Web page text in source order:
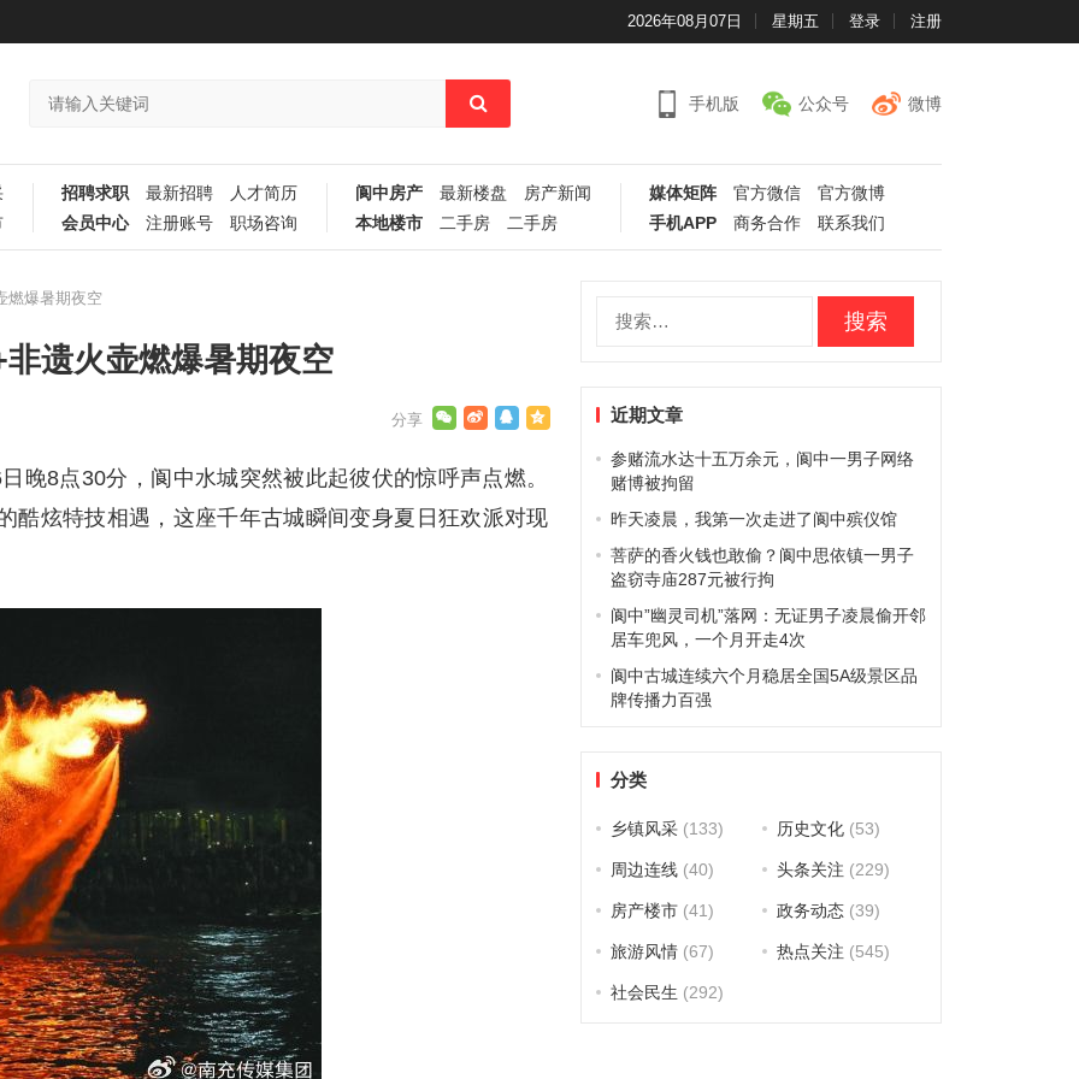
2026年08月07日 星期五 登录 注册
手机版 公众号 微博
招聘求职 最新招聘
人才简历
会员中心
注册账号 职场咨询
阆中房产 最新楼盘
房产新闻
本地楼市
二手房 二手房
媒体矩阵 官方微信
官方微博
手机APP
商务合作 联系我们
燃爆暑期夜空
遗火壶燃爆暑期夜空
晚8点30分，阆中水城突然被此起彼伏的惊呼声点燃。
酷炫特技相遇，这座千年古城瞬间变身夏日狂欢派对现
近期文章
参赌流水达十五万余元，阆中一男子网络
赌博被拘留
昨天凌晨，我第一次走进了阆中殡仪馆
菩萨的香火钱也敢偷？阆中思依镇一男子
盗窃寺庙287元被行拘
阆中”幽灵司机”落网：无证男子凌晨偷开邻
居车兜风，一个月开走4次
阆中古城连续六个月稳居全国5A级景区品
牌传播力百强
分类
乡镇风采(133) 历史文化(53)
周边连线(40) 头条关注 (229)
房产楼市(41) 政务动态(39)
旅游风情(67) 热点关注 (545)
社会民生 (292)